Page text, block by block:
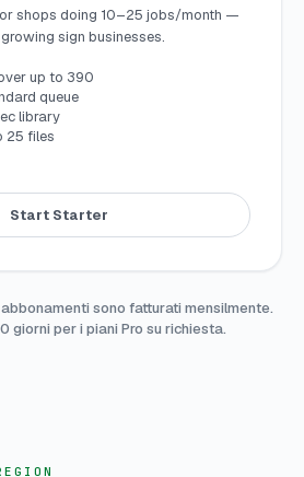
shops doing 10–25 jobs/month —
sign businesses.
up to 390
queue
library
25 files
Start Starter
abbonamenti sono fatturati mensilmente.
giorni per i piani Pro su richiesta.